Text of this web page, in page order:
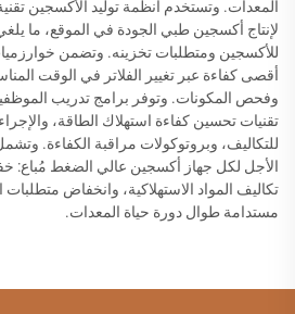
المعدات. وتستخدم أنظمة توليد الأكسجين
لإنتاج أكسجين طبي الجودة في الموقع، ما
للأكسجين ومتطلبات تخزينه. وتضمن
أقصى كفاءة عبر تغيير الفلاتر في الوقت
وفحص المكونات. وتوفر برامج تدريب
تقنيات تحسين كفاءة استهلاك الطاقة،
للتكاليف، وبروتوكولات مراقبة الكفاءة.
الأجل لكل جهاز أكسجين عالي الضغط مُباع:
تكاليف المواد الاستهلاكية، وانخفاض
مستدامة طوال دورة حياة المعدات.